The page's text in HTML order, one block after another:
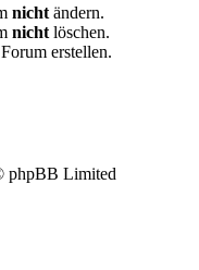
nicht ändern.
nicht löschen.
erstellen.
phpBB Limited